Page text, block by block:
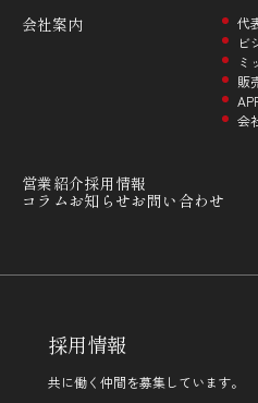
会社案内
代
ビ
ミ
販
会
営業紹介採用情報
コラムお知らせお問い合わせ
採用情報
共に働く仲間を募集しています。